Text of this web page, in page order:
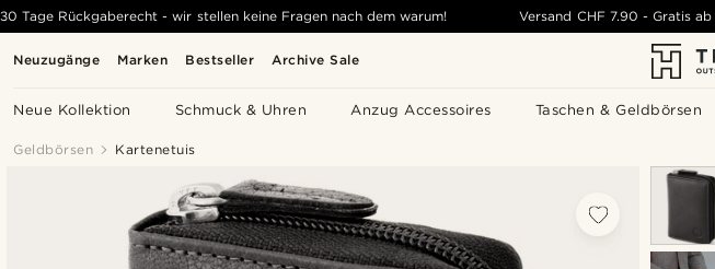
Neuzugänge Marken Bestseller Archive Sale
Neue Kollektion Schmuck & Uhren Anzug Accessoires Taschen & Geldbörsen
30 Tage Rückgaberecht - wir stellen keine Fragen nach dem warum! Versand CHF 7.90 - Gratis ab
Geldbörsen Kartenetuis